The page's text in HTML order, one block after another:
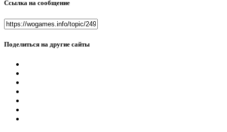
Ссылка на сообщение
Поделиться на другие сайты